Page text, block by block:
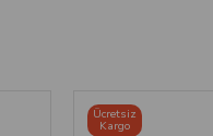
Ücretsiz
Kargo